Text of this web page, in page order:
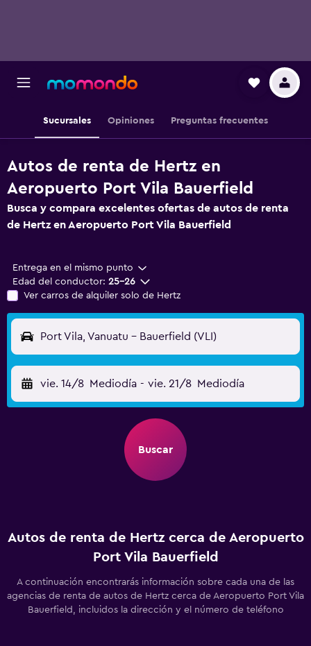
Sucursales Opiniones Preguntas frecuentes
Autos de renta de Hertz en
Aeropuerto Port Vila Bauerfield
Busca y compara excelentes ofertas de autos de renta
de Hertz en Aeropuerto Port Vila Bauerfield
Entrega en el mismo punto
Edad del conductor: 25-26
Ver carros de alquiler solo de Hertz
Port Vila, Vanuatu - Bauerfield (VLI)
vie. 14/8 Mediodía - vie. 21/8 Mediodía
Buscar
Autos de renta de Hertz cerca de Aeropuerto
Port Vila Bauerfield
A continuación encontrarás información sobre cada una de las
agencias de renta de autos de Hertz cerca de Aeropuerto Port Vila
Bauerfield, incluidos la dirección y el número de teléfono